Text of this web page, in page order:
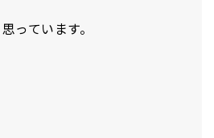
っています。